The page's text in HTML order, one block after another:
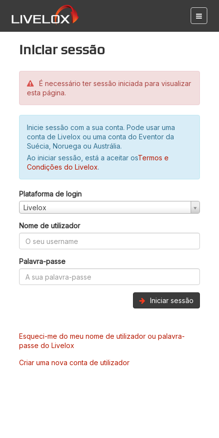
Iniciar sessão
É necessário ter sessão iniciada para visualizar
esta página.
Inicie sessão com a sua conta. Pode usar uma
conta de Livelox ou uma conta do Eventor da
Suécia, Noruega ou Austrália.
Ao iniciar sessão, está a aceitar osTermos e
Condições do Livelox.
Plataforma de login
Livelox
Nome de utilizador
Palavra-passe
Iniciar sessão
Esqueci-me do meu nome de utilizador ou palavra-
passe do Livelox
Criar uma nova conta de utilizador